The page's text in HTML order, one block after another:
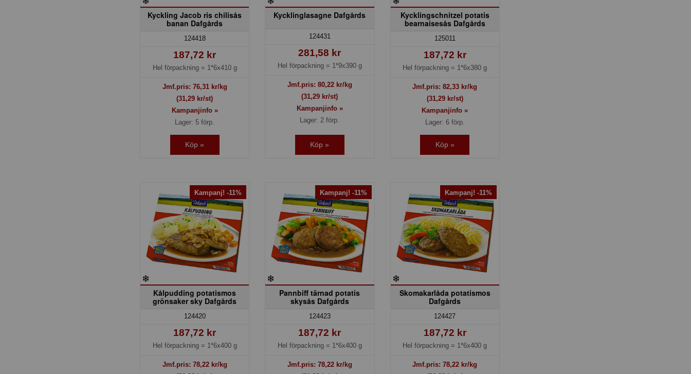
Kyckling Jacob ris chilisås
banan Dafgårds
124418
187,72 kr
Hel förpackning = 1*6x410 g
Jmf.pris: 76,31kr/kg
(31,29 kr/st)
Kampanjinfo »
Lager: 5 förp.
Köp »
Kycklinglasagne Dafgårds
124431
281,58 kr
Hel förpackning = 1*9x390 g
Jmf.pris: 80,22kr/kg
(31,29 kr/st)
Kampanjinfo »
Lager: 2 förp.
Köp »
Kycklingschnitzel potatis
bearnaisesås Dafgårds
125011
187,72 kr
Hel förpackning = 1*6x380 g
Jmf.pris:82,33 kr/kg
(31,29 kr/st)
Kampanjinfo »
Lager: 6 förp.
Köp »
Kampanj! -11%
Kålpudding potatismos
grönsaker sky Dafgårds
124420
187,72 kr
Hel förpackning = 1*6x400 g
Jmf.pris: 78,22kr/kg
Kampanj! -11%
Pannbiff tärnad potatis
skysås Dafgårds
124423
187,72 kr
Hel förpackning = 1*6x400 g
Jmf.pris: 78,22kr/kg
Kampanj! -11%
Skomakarlåda potatismos
Dafgårds
124427
187,72 kr
Hel förpackning = 1*6x400 g
Jmf.pris:78,22 kr/kg